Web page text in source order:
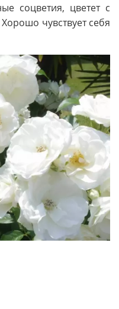
соцветия, цветет с
чувствует себя